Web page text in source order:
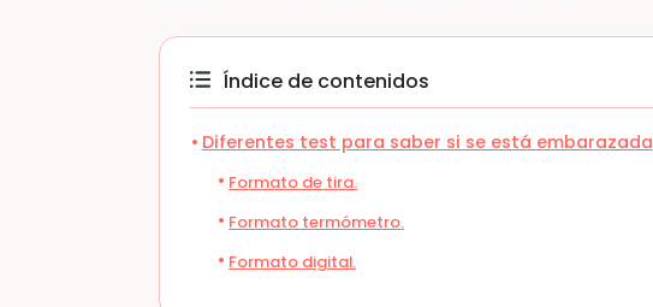
Índice de contenidos
Diferentes test para saber si se está embarazada
Formato de tira.
Formato termómetro.
Formato digital.